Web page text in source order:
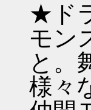
★ド
モン
と。
様々